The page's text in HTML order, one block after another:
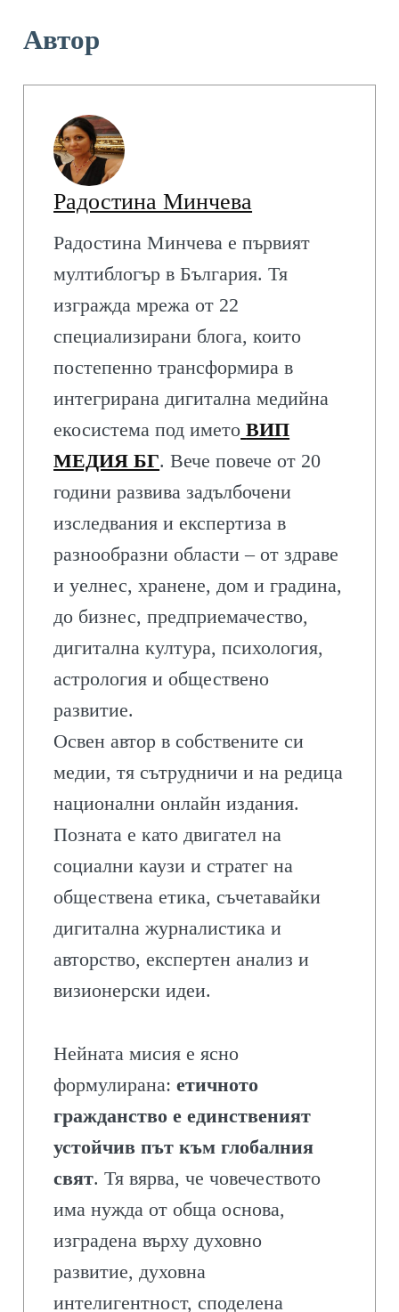
Автор
Радостина Минчева
Радостина Минчева е първият
мултиблогър в България. Тя
изгражда мрежа от 22
специализирани блога, които
постепенно трансформира в
интегрирана дигитална медийна
екосистема под името ВИП
МЕДИЯ БГ. Вече повече от 20
години развива задълбочени
изследвания и експертиза в
разнообразни области – от здраве
и уелнес, хранене, дом и градина,
до бизнес, предприемачество,
дигитална култура, психология,
астрология и обществено
развитие.
Освен автор в собствените си
медии, тя сътрудничи и на редица
национални онлайн издания.
Позната е като двигател на
социални каузи и стратег на
обществена етика, съчетавайки
дигитална журналистика и
авторство, експертен анализ и
визионерски идеи.
Нейната мисия е ясно
формулирана:етичното
гражданство е единственият
устойчив път към глобалния
свят. Тя вярва, че човечеството
има нужда от обща основа,
изградена върху духовно
развитие, духовна
интелигентност, споделена